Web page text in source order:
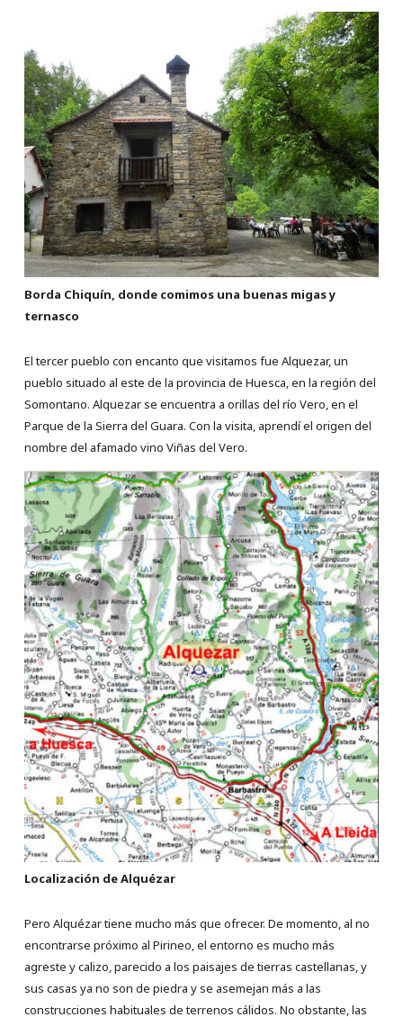
Borda Chiquín, donde comimos una buenas migas y
ternasco
El tercer pueblo con encanto que visitamos fue Alquezar, un
pueblo situado al este de la provincia de Huesca, en la región del
Somontano. Alquezar se encuentra a orillas del río Vero, en el
Parque de la Sierra del Guara. Con la visita, aprendí el origen del
nombre del afamado vino Viñas del Vero.
Localización de Alquézar
Pero Alquézar tiene mucho más que ofrecer. De momento, al no
encontrarse próximo al Pirineo, el entorno es mucho más
agreste y calizo, parecido a los paisajes de tierras castellanas, y
sus casas ya no son de piedra y se asemejan más a las
construcciones habituales de terrenos cálidos. No obstante, las